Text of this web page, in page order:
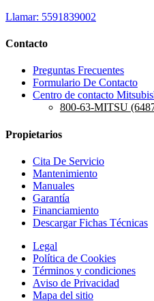
Llamar: 5591839002
Contacto
Preguntas Frecuentes
Formulario De Contacto
Centro de contacto
800-63-MITSU
Propietarios
Cita De Servicio
Mantenimiento
Manuales
Garantía
Financiamiento
Descargar Fichas Técnicas
Legal
Política de Cookies
Términos y condiciones
Aviso de Privacidad
Mapa del sitio